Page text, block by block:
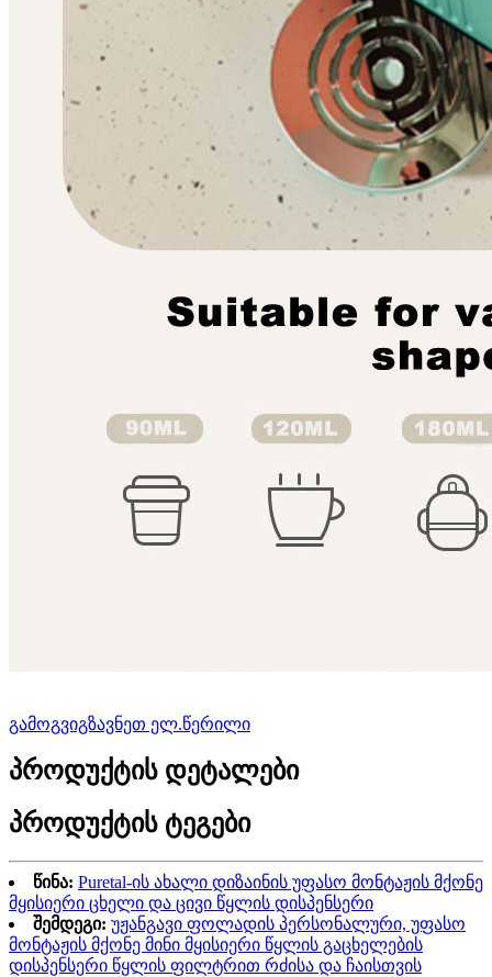
გამოგვიგზავნეთ ელ.წერილი
პროდუქტის დეტალები
პროდუქტის ტეგები
წინა: Puretal-ის ახალი დიზაინის უფასო მონტაჟის მქონე
მყისიერი ცხელი და ცივი წყლის დისპენსერი
შემდეგი: უჟანგავი ფოლადის პერსონალური, უფასო
მონტაჟის მქონე მინი მყისიერი წყლის გაცხელების
დისპენსერი წყლის ფილტრით რძისა და ჩაისთვის